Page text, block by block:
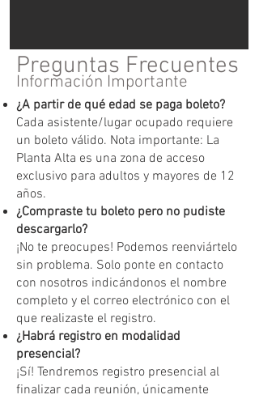
Preguntas Frecuentes
Información Importante
¿A partir de qué edad se paga boleto?
Cada asistente/lugar ocupado requiere
un boleto válido. Nota importante: La
Planta Alta es una zona de acceso
exclusivo para adultos y mayores de 12
años.
¿Compraste tu boleto pero no pudiste
descargarlo?
¡No te preocupes! Podemos reenviártelo
sin problema. Solo ponte en contacto
con nosotros indicándonos el nombre
completo y el correo electrónico con el
que realizaste el registro.
¿Habrá registro en modalidad
presencial?
¡Sí! Tendremos registro presencial al
finalizar cada reunión, únicamente